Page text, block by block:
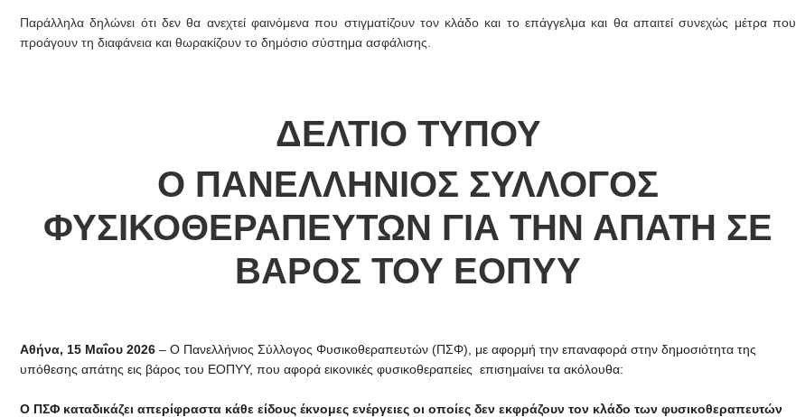
Παράλληλα δηλώνει ότι δεν θα ανεχτεί φαινόμενα που στιγματίζουν τον κλάδο και το επάγγελμα και θα απαιτεί συνεχώς μέτρα που
προάγουν τη διαφάνεια και θωρακίζουν το δημόσιο σύστημα ασφάλισης.
ΔΕΛΤΙΟ ΤΥΠΟΥ
Ο ΠΑΝΕΛΛΗΝΙΟΣ ΣΥΛΛΟΓΟΣ
ΦΥΣΙΚΟΘΕΡΑΠΕΥΤΩΝ ΓΙΑ ΤΗΝ ΑΠΑΤΗ ΣΕ
ΒΑΡΟΣ ΤΟΥ ΕΟΠΥΥ
Αθήνα, 15 Μαΐου 2026 – Ο Πανελλήνιος Σύλλογος Φυσικοθεραπευτών (ΠΣΦ), με αφορμή την επαναφορά στην δημοσιότητα της
υπόθεσης απάτης εις βάρος του ΕΟΠΥΥ, που αφορά εικονικές φυσικοθεραπείες επισημαίνει τα ακόλουθα:
Ο ΠΣΦ καταδικάζει απερίφραστα κάθε είδους έκνομες ενέργειες οι οποίες δεν εκφράζουν τον κλάδο των φυσικοθεραπευτών